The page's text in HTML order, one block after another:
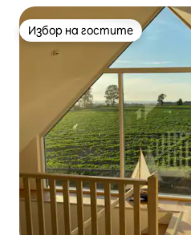
Избор на гостите
Избор на гостите